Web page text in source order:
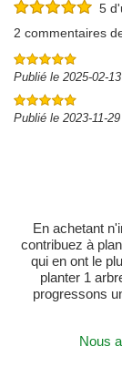
5
2 commentaires
Publié le 2025-02-
Publié le 2023-11-
En achetant
contribuez à
qui en ont le
planter 1
progressons
Nous